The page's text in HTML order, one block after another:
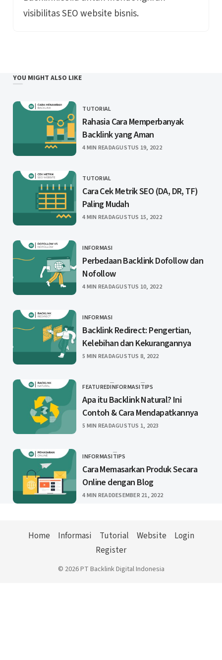
visibilitas SEO website bisnis.
YOU MIGHT ALSO LIKE
CATEGORY
TUTORIAL
Rahasia Cara Memperbanyak
Backlink yang Aman
4 MIN READPUBLISHED
AGUSTUS 19, 2022
CATEGORY
TUTORIAL
Cara Cek Metrik SEO (DA, DR, TF)
Paling Mudah
4 MIN READPUBLISHED
AGUSTUS 15, 2022
CATEGORY
INFORMASI
Perbedaan Backlink Dofollow dan
Nofollow
4 MIN READPUBLISHED
AGUSTUS 10, 2022
CATEGORY
INFORMASI
Backlink Redirect: Pengertian,
Kelebihan dan Kekurangannya
5 MIN READPUBLISHED
AGUSTUS 8, 2022
CATEGORY
FEATUREDINFORMASITIPS
Apa itu Backlink Natural? Ini
Contoh & Cara Mendapatkannya
5 MIN READPUBLISHED
AGUSTUS 1, 2023
CATEGORY
INFORMASITIPS
Cara Memasarkan Produk Secara
Online dengan Blog
4 MIN READPUBLISHED
DESEMBER 21, 2022
Home Informasi Tutorial Website
Login
Register
© 2026 PT Backlink Digital Indonesia